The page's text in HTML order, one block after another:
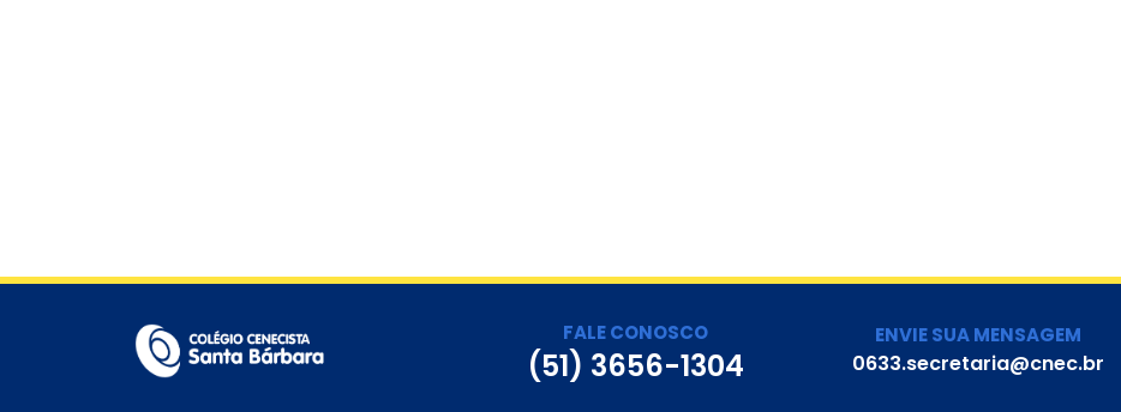
FALE CONOSCO
(51) 3656-1304
ENVIE SUA MENSAGEM
0633.secretaria@cnec.br